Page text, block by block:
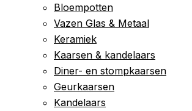
Bloempotten
Vazen Glas & Metaal
Keramiek
Kaarsen & kandelaars
Diner- en stompkaarsen
Geurkaarsen
Kandelaars